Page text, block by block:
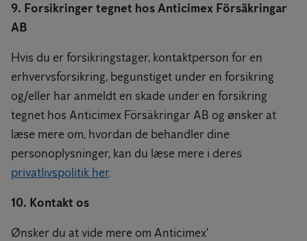
9. Forsikringer tegnet hos Anticimex Försäkringar
AB
Hvis du er forsikringstager, kontaktperson for en
erhvervsforsikring, begunstiget under en forsikring
og/eller har anmeldt en skade under en forsikring
tegnet hos Anticimex Försäkringar AB og ønsker at
læse mere om, hvordan de behandler dine
personoplysninger, kan du læse mere i deres
privatlivspolitik her.
10. Kontakt os
Ønsker du at vide mere om Anticimex'